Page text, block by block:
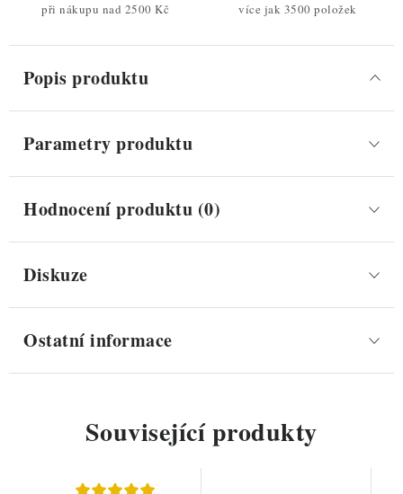
při nákupu nad 2500 Kč více jak 3500 položek
Popis produktu
Parametry produktu
Hodnocení produktu (0)
Diskuze
Ostatní informace
Související produkty